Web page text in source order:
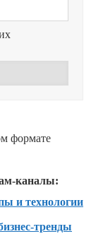
формате
каналы:
и технологии
тренды